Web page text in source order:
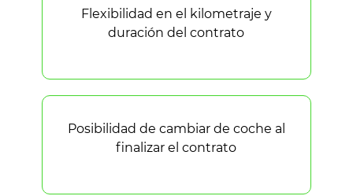
Flexibilidad en el kilometraje y
duración del contrato
Posibilidad de cambiar de coche al
finalizar el contrato